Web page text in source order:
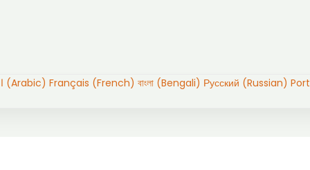
العربية (Arabic) Français (French) বাংলা (Bengali) Русский (Russian)